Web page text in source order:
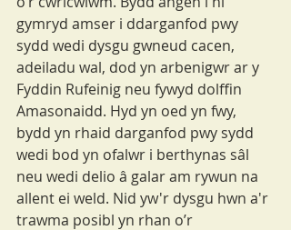
gymryd amser i ddarganfod pwy
sydd wedi dysgu gwneud cacen,
adeiladu wal, dod yn arbenigwr ar y
Fyddin Rufeinig neu fywyd dolffin
Amasonaidd. Hyd yn oed yn fwy,
bydd yn rhaid darganfod pwy sydd
wedi bod yn ofalwr i berthynas sâl
neu wedi delio â galar am rywun na
allent ei weld. Nid yw'r dysgu hwn a'r
trawma posibl yn rhan o’r